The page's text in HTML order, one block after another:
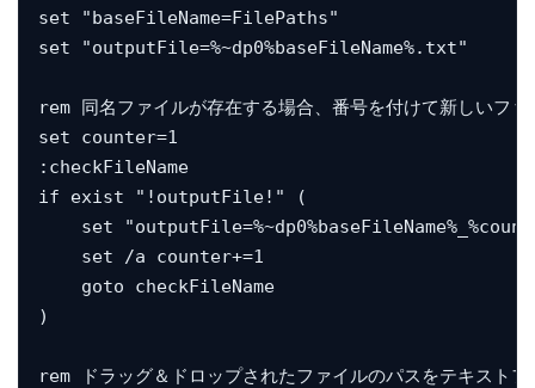
set "baseFileName=FilePaths"
set "outputFile=%~dp0%baseFileName%.txt"
rem 同名ファイルが存在する場合、番号を付けて新しいファ
set counter=1
:checkFileName
if exist "!outputFile!" (
set
    set /a counter+=1
    goto checkFileName
)
rem ドラッグ＆ドロップされたファイルのパスをテキストフ